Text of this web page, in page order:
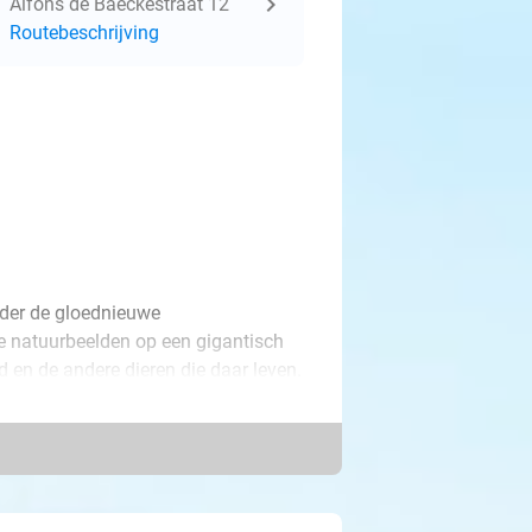
Routebeschrijving
de gloednieuwe
op een gigantisch
de andere dieren die daar leven.
samen met de imposante
midden in het groen.
spectaculaire attracties. Ga buiten